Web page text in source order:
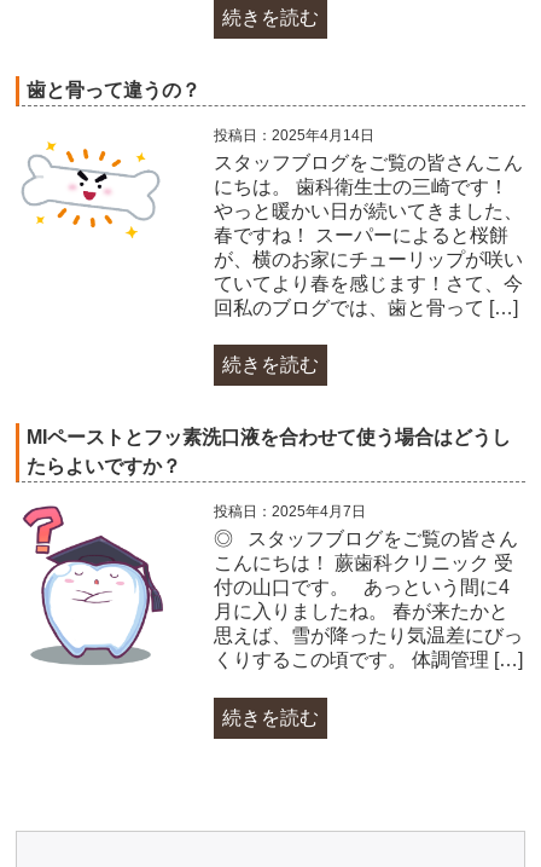
続きを読む
歯と骨って違うの？
投稿日：2025年4月14日
スタッフブログをご覧の皆さんこん
にちは。 歯科衛生士の三崎です！
やっと暖かい日が続いてきました、
春ですね！ スーパーによると桜餅
が、横のお家にチューリップが咲い
ていてより春を感じます！さて、今
回私のブログでは、歯と骨って […]
続きを読む
MIペーストとフッ素洗口液を合わせて使う場合はどうし
たらよいですか？
投稿日：2025年4月7日
◎ スタッフブログをご覧の皆さん
こんにちは！ 蕨歯科クリニック 受
付の山口です。 あっという間に4
月に入りましたね。 春が来たかと
思えば、雪が降ったり気温差にびっ
くりするこの頃です。 体調管理 […]
続きを読む